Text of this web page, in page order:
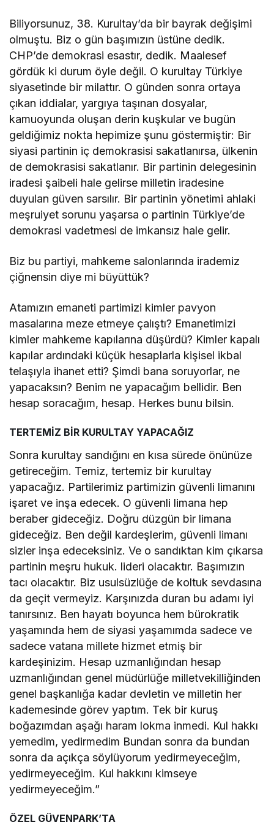
Biliyorsunuz, 38. Kurultay’da bir bayrak değişimi
olmuştu. Biz o gün başımızın üstüne dedik.
CHP’de demokrasi esastır, dedik. Maalesef
gördük ki durum öyle değil. O kurultay Türkiye
siyasetinde bir milattır. O günden sonra ortaya
çıkan iddialar, yargıya taşınan dosyalar,
kamuoyunda oluşan derin kuşkular ve bugün
geldiğimiz nokta hepimize şunu göstermiştir: Bir
siyasi partinin iç demokrasisi sakatlanırsa, ülkenin
de demokrasisi sakatlanır. Bir partinin delegesinin
iradesi şaibeli hale gelirse milletin iradesine
duyulan güven sarsılır. Bir partinin yönetimi ahlaki
meşruiyet sorunu yaşarsa o partinin Türkiye’de
demokrasi vadetmesi de imkansız hale gelir.
Biz bu partiyi, mahkeme salonlarında irademiz
çiğnensin diye mi büyüttük?
Atamızın emaneti partimizi kimler pavyon
masalarına meze etmeye çalıştı? Emanetimizi
kimler mahkeme kapılarına düşürdü? Kimler kapalı
kapılar ardındaki küçük hesaplarla kişisel ikbal
telaşıyla ihanet etti? Şimdi bana soruyorlar, ne
yapacaksın? Benim ne yapacağım bellidir. Ben
hesap soracağım, hesap. Herkes bunu bilsin.
TERTEMİZ BİR KURULTAY YAPACAĞIZ
Sonra kurultay sandığını en kısa sürede önünüze
getireceğim. Temiz, tertemiz bir kurultay
yapacağız. Partilerimiz partimizin güvenli limanını
işaret ve inşa edecek. O güvenli limana hep
beraber gideceğiz. Doğru düzgün bir limana
gideceğiz. Ben değil kardeşlerim, güvenli limanı
sizler inşa edeceksiniz. Ve o sandıktan kim çıkarsa
partinin meşru hukuk. lideri olacaktır. Başımızın
tacı olacaktır. Biz usulsüzlüğe de koltuk sevdasına
da geçit vermeyiz. Karşınızda duran bu adamı iyi
tanırsınız. Ben hayatı boyunca hem bürokratik
yaşamında hem de siyasi yaşamımda sadece ve
sadece vatana millete hizmet etmiş bir
kardeşinizim. Hesap uzmanlığından hesap
uzmanlığından genel müdürlüğe milletvekilliğinden
genel başkanlığa kadar devletin ve milletin her
kademesinde görev yaptım. Tek bir kuruş
boğazımdan aşağı haram lokma inmedi. Kul hakkı
yemedim, yedirmedim Bundan sonra da bundan
sonra da açıkça söylüyorum yedirmeyeceğim,
yedirmeyeceğim. Kul hakkını kimseye
yedirmeyeceğim.”
ÖZEL GÜVENPARK’TA